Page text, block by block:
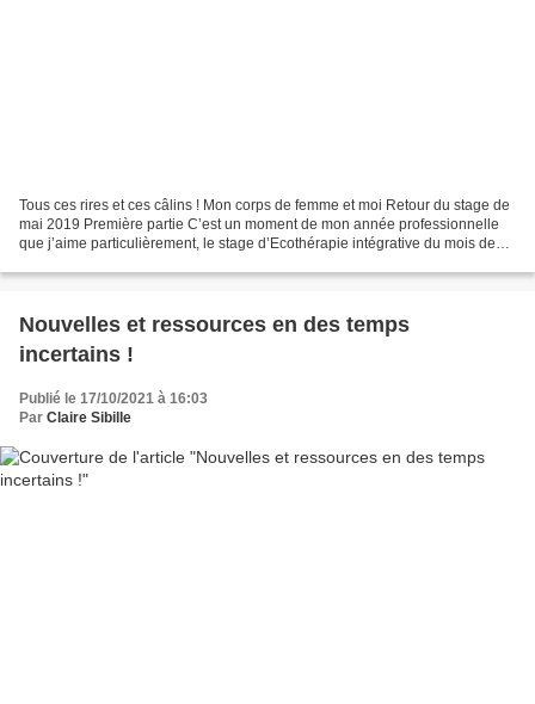
Tous ces rires et ces câlins ! Mon corps de femme et moi Retour du stage de
mai 2019 Première partie C’est un moment de mon année professionnelle
que j’aime particulièrement, le stage d’Ecothérapie intégrative du mois de
Nouvelles et ressources en des temps
incertains !
Publié le 17/10/2021 à 16:03
Par Claire Sibille